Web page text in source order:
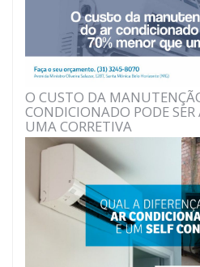
O CUSTO DA
CONDICIONADO PODE
UMA CORRETIVA